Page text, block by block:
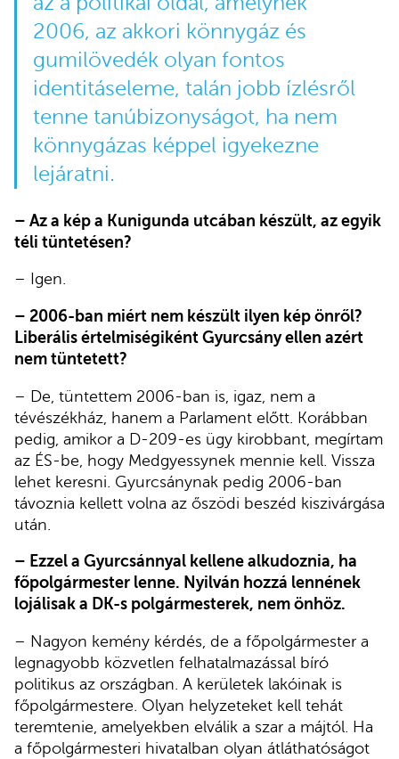
2006, az akkori könnygáz és
gumilövedék olyan fontos
identitáseleme, talán jobb ízlésről
tenne tanúbizonyságot, ha nem
könnygázas képpel igyekezne
lejáratni.
– Az a kép a Kunigunda utcában készült, az egyik
téli tüntetésen?
– Igen.
– 2006-ban miért nem készült ilyen kép önről?
Liberális értelmiségiként Gyurcsány ellen azért
nem tüntetett?
– De, tüntettem 2006-ban is, igaz, nem a
tévészékház, hanem a Parlament előtt. Korábban
pedig, amikor a D-209-es ügy kirobbant, megírtam
az ÉS-be, hogy Medgyessynek mennie kell. Vissza
lehet keresni. Gyurcsánynak pedig 2006-ban
távoznia kellett volna az őszödi beszéd kiszivárgása
után.
– Ezzel a Gyurcsánnyal kellene alkudoznia, ha
főpolgármester lenne. Nyilván hozzá lennének
lojálisak a DK-s polgármesterek, nem önhöz.
– Nagyon kemény kérdés, de a főpolgármester a
legnagyobb közvetlen felhatalmazással bíró
politikus az országban. A kerületek lakóinak is
főpolgármestere. Olyan helyzeteket kell tehát
teremtenie, amelyekben elválik a szar a májtól. Ha
a főpolgármesteri hivatalban olyan átláthatóságot